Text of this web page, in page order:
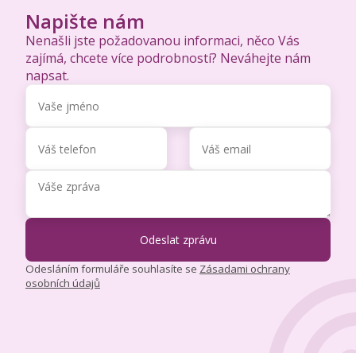
Napište nám
Nenašli jste požadovanou informaci, něco Vás
zajímá, chcete více podrobností? Neváhejte nám
napsat.
Odesláním formuláře souhlasíte se Zásadami ochrany
osobních údajů